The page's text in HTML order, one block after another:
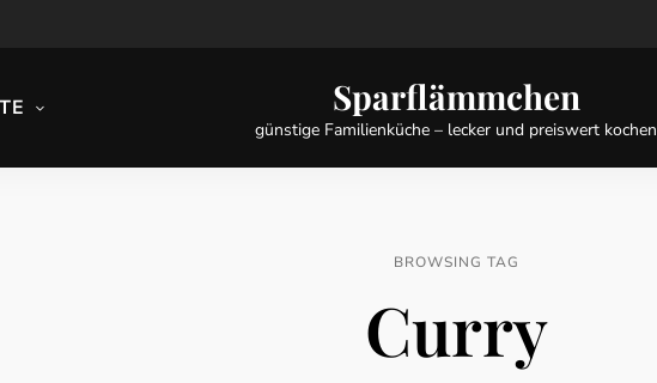
Sparflämmchen
günstige Familienküche – lecker und preiswert kochen
BROWSING TAG
Curry